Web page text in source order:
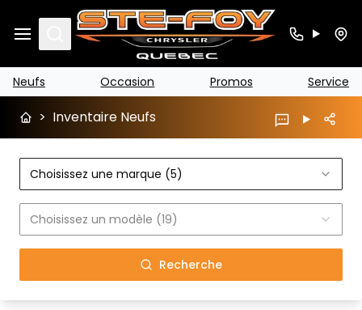
Search
Neufs Occasion Promos Service
> Inventaire Neufs
Choisissez une marque (5)
Choisissez un modèle (19)
Recherche